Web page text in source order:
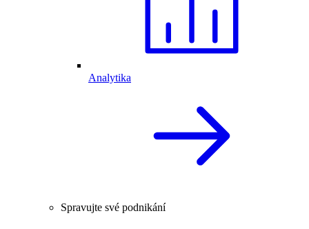
Analytika
Spravujte své podnikání